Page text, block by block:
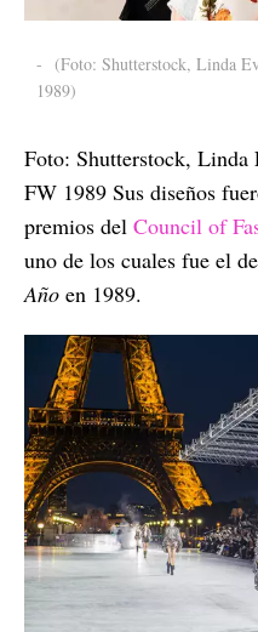
- (Foto: Shutterstock, Linda
1989)
Foto: Shutterstock, Linda
FW 1989 Sus diseños
premios del Council of
uno de los cuales fue el de
Año en 1989.